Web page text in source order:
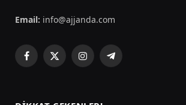
Email: info@ajjanda.com
Facebook
X
InstagramTelegram